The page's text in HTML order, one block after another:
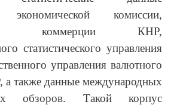
экономической комиссии,
коммерции КНР,
статистического управления
управления валютного
а также данные международных
обзоров. Такой корпус